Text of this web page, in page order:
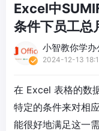
Excel中
条件下员工总
小智教你学办
2024-12-13
在 Excel 表格的数
特定的条件来对相
能很好地满足这一